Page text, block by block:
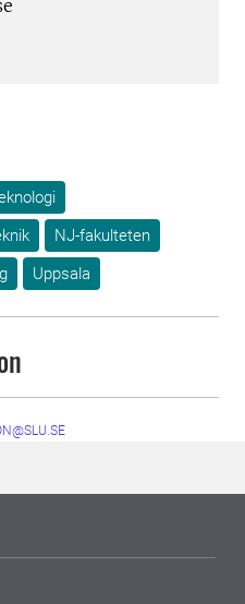
NJ-fakulteten
Uppsala